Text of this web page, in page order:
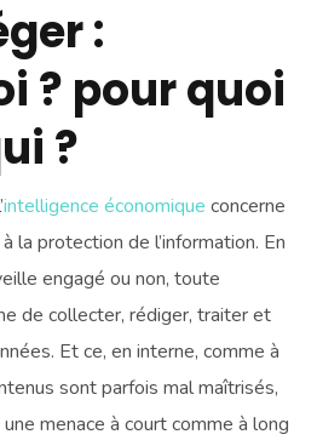
:
? pour quoi
?
intelligence économique concerne
la protection de l’information. En
engagé ou non, toute
de collecter, rédiger, traiter et
Et ce, en interne, comme à
sont parfois mal maîtrisés,
menace à court comme à long